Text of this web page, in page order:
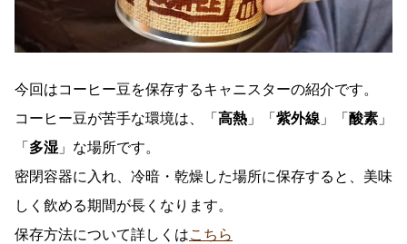
今回はコーヒー豆を保存するキャニスターの紹介です。
コーヒー豆が苦手な環境は、「 高熱 」「 紫外線 」「 酸素 」
「 多湿 」な場所です。
密閉容器に入れ、冷暗・乾燥した場所に保存すると、美味
しく飲める期間が長くなります。
保存方法について詳しくはこちら